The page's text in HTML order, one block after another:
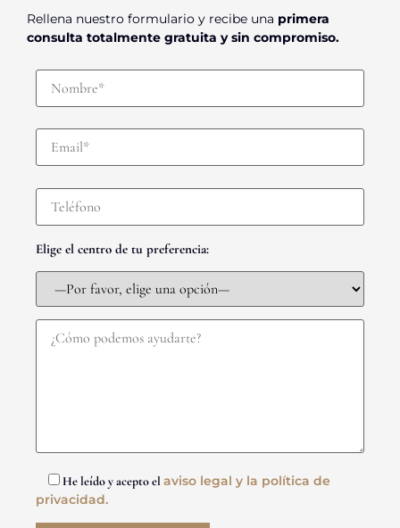
Rellena nuestro formulario y recibe una primera
consulta totalmente gratuita y sin compromiso.
Elige el centro de tu preferencia:
He leído y acepto el aviso legal y la política de
privacidad.